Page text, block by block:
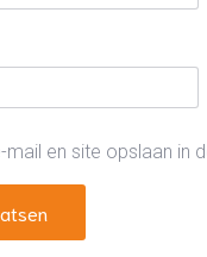
mail en site opslaan